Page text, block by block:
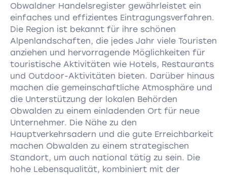
Obwaldner Handelsregister gewährleistet ein
einfaches und effizientes Eintragungsverfahren.
Die Region ist bekannt für ihre schönen
Alpenlandschaften, die jedes Jahr viele Touristen
anziehen und hervorragende Möglichkeiten für
touristische Aktivitäten wie Hotels, Restaurants
und Outdoor-Aktivitäten bieten. Darüber hinaus
machen die gemeinschaftliche Atmosphäre und
die Unterstützung der lokalen Behörden
Obwalden zu einem einladenden Ort für neue
Unternehmer. Die Nähe zu den
Hauptverkehrsadern und die gute Erreichbarkeit
machen Obwalden zu einem strategischen
Standort, um auch national tätig zu sein. Die
hohe Lebensqualität, kombiniert mit der